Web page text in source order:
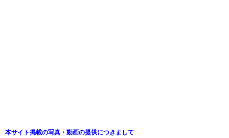
本サイト掲載の写真・動画の提供につきまして